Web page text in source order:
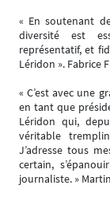
« En soutenant
diversité est
représentatif, et
Léridon ». Fabrice
« C’est avec une
en tant que
Léridon qui,
véritable
J’adresse tous
certain,
journaliste. »